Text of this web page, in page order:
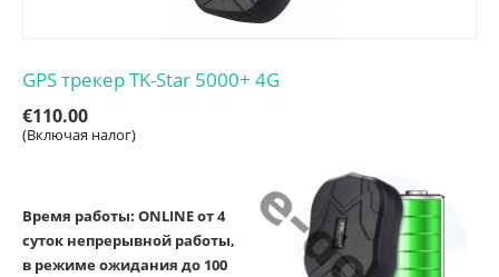
GPS трекер TK-Star 5000+ 4G
€110.00
(Включая налог)
Время работы: ONLINE от 4
суток непрерывной работы,
в режиме ожидания до 100